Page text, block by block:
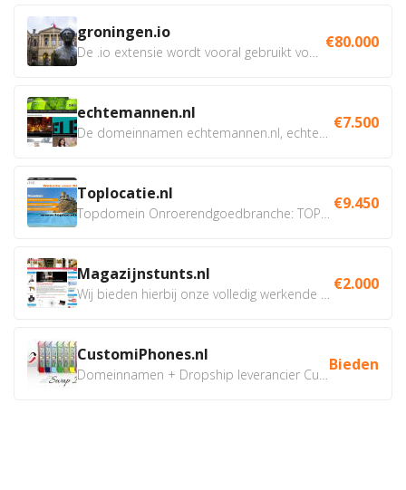
groningen.io €80.000
echtemannen.nl €7.500
Toplocatie.nl €9.450
Magazijnstunts.nl €2.000
CustomiPhones.nl Bieden